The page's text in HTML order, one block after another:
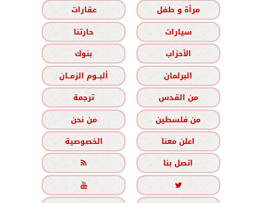
مرأة و طفل
عقارات
سيارات
حارتنا
الأحزاب
بنوك
البرلمان
ألبــوم الزمــان
من القدس
ترجمة
من فلسطين
من نحن
اعلن معنا
الخصوصية
اتصل بنا


